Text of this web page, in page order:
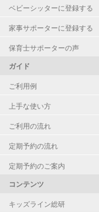
ベビーシッターに登録する
家事サポーターに登録する
保育士サポーターの声
ガイド
ご利用例
上手な使い方
ご利用の流れ
定期予約の流れ
定期予約のご案内
コンテンツ
キッズライン総研